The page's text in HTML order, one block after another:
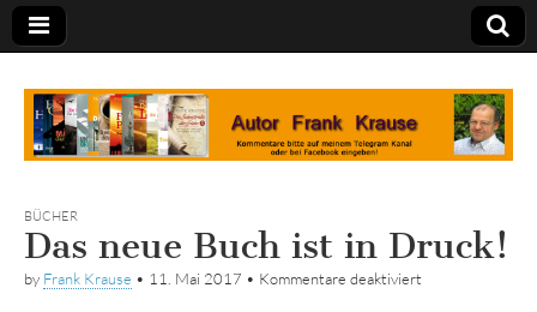
Tagebuch
BÜCHER
Das neue Buch ist in Druck!
by Frank Krause • 11. Mai 2017 • Kommentare deaktiviert